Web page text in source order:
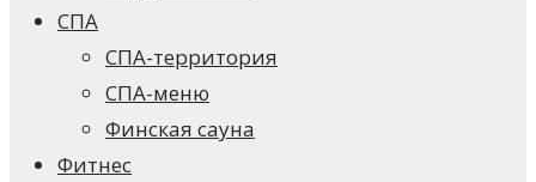
СПА
СПА-территория
СПА-меню
Финская сауна
Фитнес